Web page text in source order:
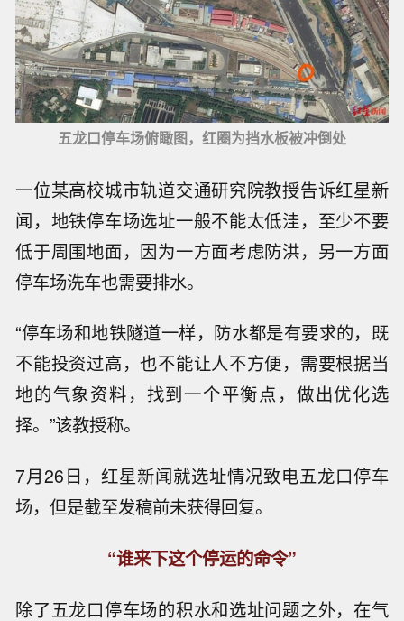
五龙口停车场俯瞰图，红圈为挡水板被冲倒处
一位某高校城市轨道交通研究院教授告诉红星新
闻，地铁停车场选址一般不能太低洼，至少不要
低于周围地面，因为一方面考虑防洪，另一方面
停车场洗车也需要排水。
“停车场和地铁隧道一样，防水都是有要求的，既
不能投资过高，也不能让人不方便，需要根据当
地的气象资料，找到一个平衡点，做出优化选
择。”该教授称。
7月26日，红星新闻就选址情况致电五龙口停车
场，但是截至发稿前未获得回复。
“谁来下这个停运的命令”
除了五龙口停车场的积水和选址问题之外，在气